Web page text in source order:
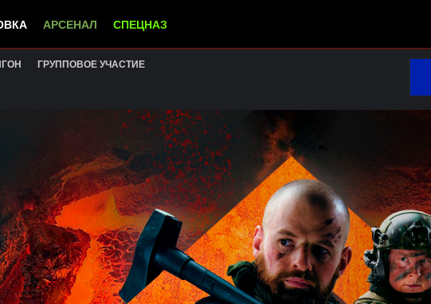
АРСЕНАЛ СПЕЦНАЗ
ГРУППОВОЕ УЧАСТИЕ